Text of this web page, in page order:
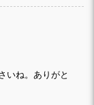
いね。ありがと